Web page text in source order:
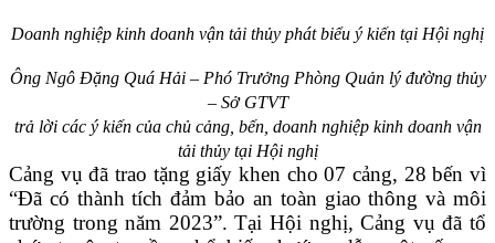
Doanh nghiệp kinh doanh vận tải thủy phát biểu ý kiến tại Hội nghị
Ông Ngô Đặng Quá Hải – Phó Trưởng Phòng Quản lý đường thủy
– Sở GTVT
trả lời các ý kiến của chủ cảng, bến, doanh nghiệp kinh doanh vận
tải thủy tại Hội nghị
Cảng vụ đã trao tặng giấy khen cho 07 cảng, 28 bến vì
“Đã có thành tích đảm bảo an toàn giao thông và môi
trường trong năm 2023”.TạiHội nghị, Cảng vụ đã tổ